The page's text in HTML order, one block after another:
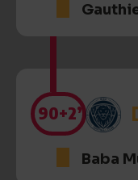
90+2’
Baba